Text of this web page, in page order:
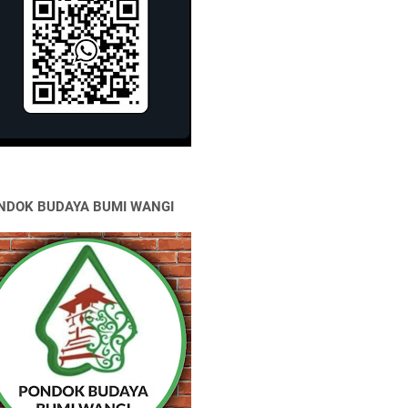
BUDAYA BUMI WANGI